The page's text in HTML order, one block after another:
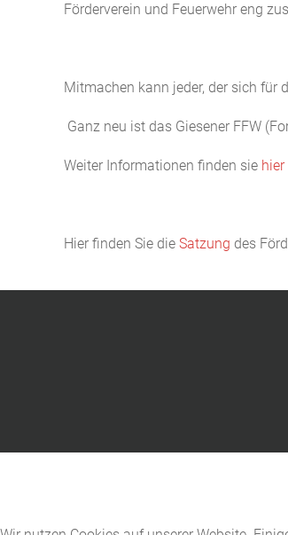
Förderverein und Feuerwehr eng
Mitmachen kann jeder, der sich für
Ganz neu ist das Giesener FFW
Weiter Informationen finden sie hier
Hier finden Sie die Satzung des